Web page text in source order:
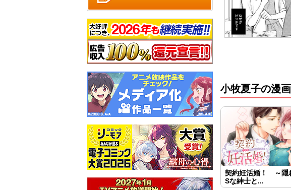
小牧夏子の漫画
契約妊活婚！ ～隠
Sな紳士と...